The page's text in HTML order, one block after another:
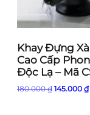
Khay Đựng
Cao Cấp
Độc Lạ – Mã
180.000₫ Giá
145.000 ₫